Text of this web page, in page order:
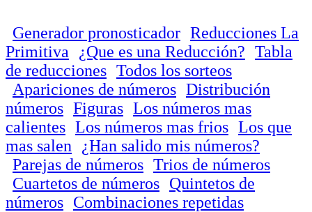
Generador pronosticador Reducciones La
Primitiva
¿Que es una Reducción? Tabla
de reducciones Todos los sorteos
Apariciones de números Distribución
números Figuras Los números mas
calientes Los números mas frios Los que
mas salen
¿Han salido mis números?
Parejas de números Trios de números
Cuartetos de números Quintetos de
números Combinaciones repetidas